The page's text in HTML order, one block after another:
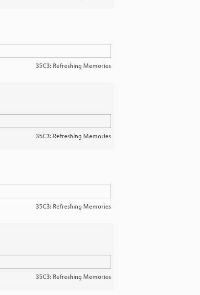
35C3: Refreshing Memories
35C3: Refreshing Memories
35C3: Refreshing Memories
35C3: Refreshing Memories